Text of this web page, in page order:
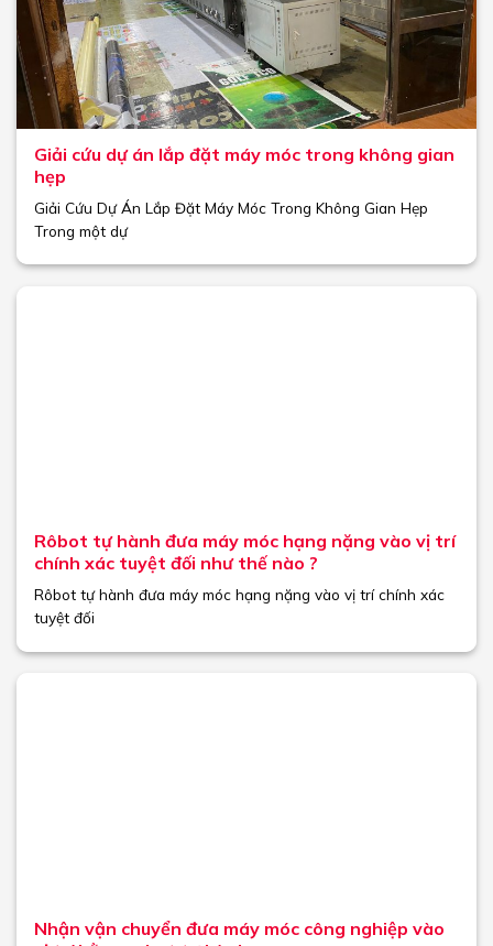
Giải cứu dự án lắp đặt máy móc trong không gian
hẹp
Giải Cứu Dự Án Lắp Đặt Máy Móc Trong Không Gian Hẹp
Trong một dự
Rôbot tự hành đưa máy móc hạng nặng vào vị trí
chính xác tuyệt đối như thế nào ?
Rôbot tự hành đưa máy móc hạng nặng vào vị trí chính xác
tuyệt đối
Nhận vận chuyển đưa máy móc công nghiệp vào